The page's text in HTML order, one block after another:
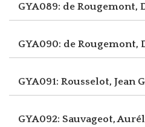
GYA089: de Rougemont,
GYA090: de Rougemont,
GYA091: Rousselot, Jean
GYA092: Sauvageot,